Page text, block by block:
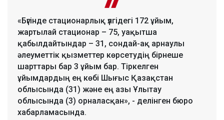
«Бүгінде стационарлық үлгідегі 172 ұйым,
жартылай стационар – 75, уақытша
қабылдайтындар – 31, сондай-ақ арнаулы
әлеуметтік қызметтер көрсетудің бірнеше
шарттары бар 3 ұйым бар. Тіркелген
ұйымдардың ең көбі Шығыс Қазақстан
облысында (31) және ең азы Ұлытау
облысында (3) орналасқан», - делінген бюро
хабарламасында.